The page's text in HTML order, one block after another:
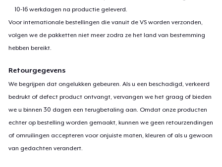
10-16 werkdagen na productie geleverd.
Voor internationale bestellingen die vanuit de VS worden verzonden,
volgen we de pakketten niet meer zodra ze het land van bestemming
hebben bereikt.
Retourgegevens
We begrijpen dat ongelukken gebeuren. Als u een beschadigd, verkeerd
bedrukt of defect product ontvangt, vervangen we het graag of bieden
we u binnen 30 dagen een terugbetaling aan. Omdat onze producten
echter op bestelling worden gemaakt, kunnen we geen retourzendingen
of omruilingen accepteren voor onjuiste maten, kleuren of als u gewoon
van gedachten verandert.